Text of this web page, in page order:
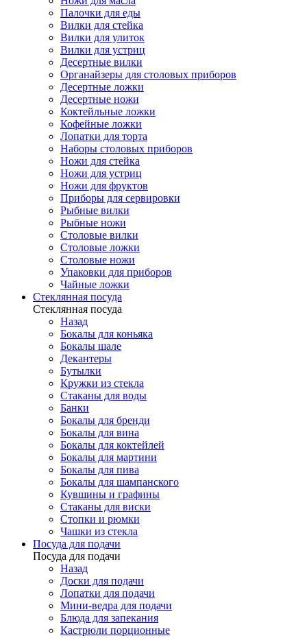
Палочки для еды
Вилки для стейка
Вилки для улиток
Вилки для устриц
Десертные вилки
Органайзеры для столовых приборов
Десертные ложки
Десертные ножи
Коктейльные ложки
Кофейные ложки
Лопатки для торта
Наборы столовых приборов
Ножи для стейка
Ножи для устриц
Ножи для фруктов
Приборы для сервировки
Рыбные вилки
Рыбные ножи
Столовые вилки
Столовые ложки
Столовые ножи
Упаковки для приборов
Чайные ложки
Стеклянная посуда
Стеклянная посуда
Назад
Бокалы для коньяка
Бокалы шале
Декантеры
Бутылки
Кружки из стекла
Стаканы для воды
Банки
Бокалы для бренди
Бокалы для вина
Бокалы для коктейлей
Бокалы для мартини
Бокалы для пива
Бокалы для шампанского
Кувшины и графины
Стаканы для виски
Стопки и рюмки
Чашки из стекла
Посуда для подачи
Посуда для подачи
Назад
Доски для подачи
Лопатки для подачи
Мини-ведра для подачи
Блюда для запекания
Кастрюли порционные